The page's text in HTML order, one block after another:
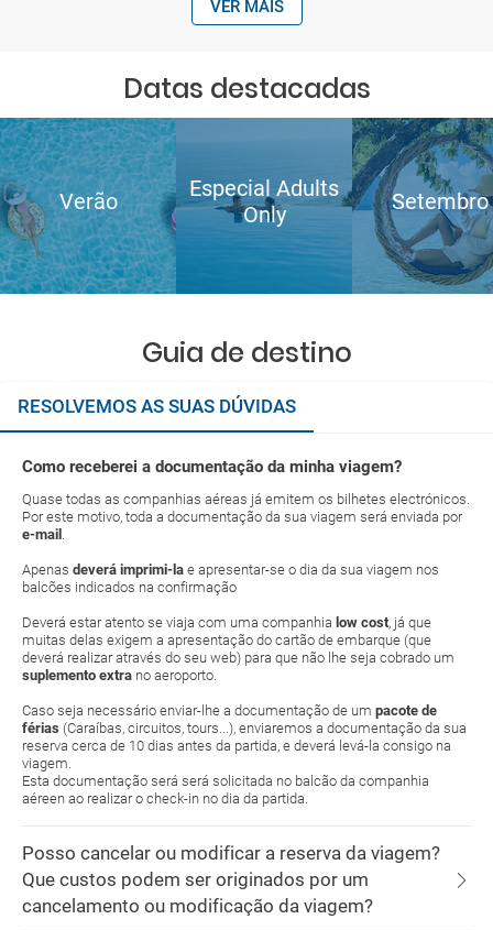
VER MAIS
Datas destacadas
Verão
Especial Adults
Only
Setembro
Guia de destino
RESOLVEMOS AS SUAS DÚVIDAS
Como receberei a documentação da minha viagem?
Quase todas as companhias aéreas já emitem os bilhetes electrónicos.
Por este motivo, toda a documentação da sua viagem será enviada por
e-mail .
Apenas deverá imprimi-la e apresentar-se o dia da sua viagem nos
balcões indicados na confirmação
Deverá estar atento se viaja com uma companhia low cost, já que
muitas delas exigem a apresentação do cartão de embarque (que
deverá realizar através do seu web) para que não lhe seja cobrado um
suplemento extra no aeroporto.
Caso seja necessário enviar-lhe a documentação de um pacote de
férias (Caraíbas, circuitos, tours...), enviaremos a documentação da sua
reserva cerca de 10 dias antes da partida, e deverá levá-la consigo na
viagem.
Esta documentação será será solicitada no balcão da companhia
aéreen ao realizar o check-in no dia da partida.
Posso cancelar ou modificar a reserva da viagem?
Que custos podem ser originados por um
cancelamento ou modificação da viagem?